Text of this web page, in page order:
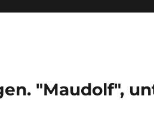
"Maudolf",